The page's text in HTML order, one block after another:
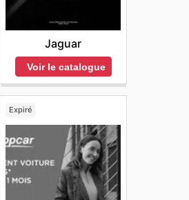
Jaguar
Voir le catalogue
Expiré